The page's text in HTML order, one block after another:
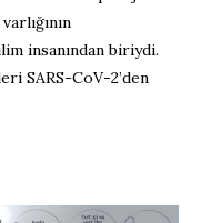
insanından biriydi.
SARS-CoV-2’den